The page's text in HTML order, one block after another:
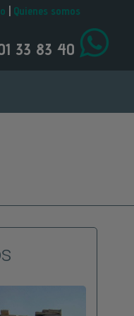
Quienes somos
33 83 40